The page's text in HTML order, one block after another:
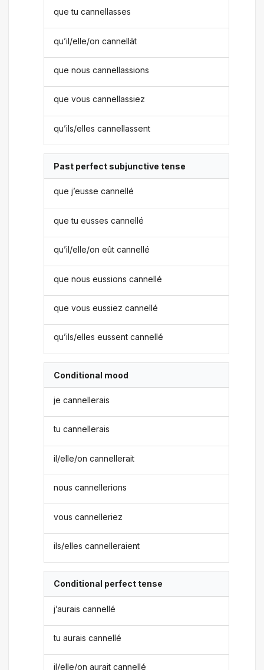
que tu cannellasses
qu’il/elle/on cannellât
que nous cannellassions
que vous cannellassiez
qu’ils/elles cannellassent
Past perfect subjunctive tense
que j’eusse cannellé
que tu eusses cannellé
qu’il/elle/on eût cannellé
que nous eussions cannellé
que vous eussiez cannellé
qu’ils/elles eussent cannellé
Conditional mood
je cannellerais
tu cannellerais
il/elle/on cannellerait
nous cannellerions
vous cannelleriez
ils/elles cannelleraient
Conditional perfect tense
j’aurais cannellé
tu aurais cannellé
il/elle/on aurait cannellé